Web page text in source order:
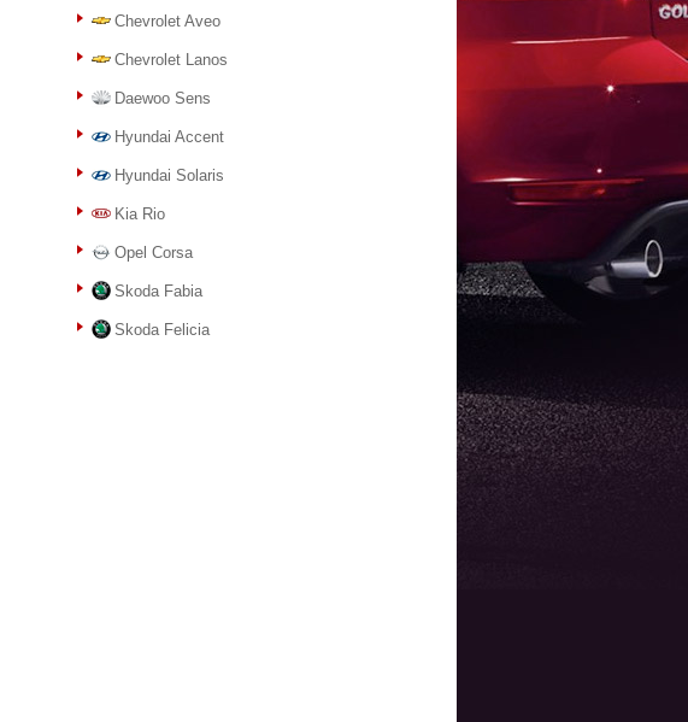
Chevrolet Aveo
Chevrolet Lanos
Daewoo Sens
Hyundai Accent
Hyundai Solaris
Kia Rio
Opel Corsa
Skoda Fabia
Skoda Felicia